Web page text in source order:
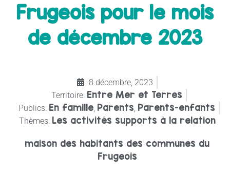
Frugeois pour le mois
de décembre 2023
8 décembre, 2023
Territoire: Entre Mer et Terres
Publics: En famille, Parents Parents-enfants
Thèmes: Les activités supports à la relation
maison des habitants des communes du
Frugeois